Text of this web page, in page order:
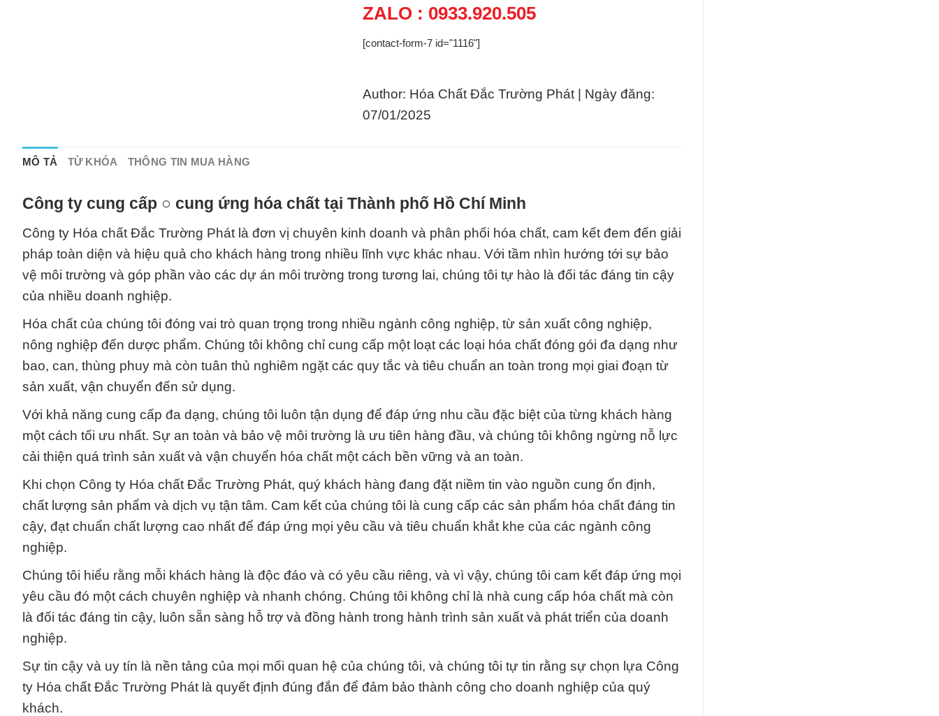
ZALO : 0933.920.505
[contact-form-7 id="1116"]
Author: Hóa Chất Đắc Trường Phát | Ngày đăng:
07/01/2025
MÔ TẢ TỪ KHÓA THÔNG TIN MUA HÀNG
Công ty cung cấp ○ cung ứng hóa chất tại Thành phố Hồ Chí Minh
Công ty Hóa chất Đắc Trường Phát là đơn vị chuyên kinh doanh và phân phối hóa chất, cam kết đem đến giải
pháp toàn diện và hiệu quả cho khách hàng trong nhiều lĩnh vực khác nhau. Với tầm nhìn hướng tới sự bảo
vệ môi trường và góp phần vào các dự án môi trường trong tương lai, chúng tôi tự hào là đối tác đáng tin cậy
của nhiều doanh nghiệp.
Hóa chất của chúng tôi đóng vai trò quan trọng trong nhiều ngành công nghiệp, từ sản xuất công nghiệp,
nông nghiệp đến dược phẩm. Chúng tôi không chỉ cung cấp một loạt các loại hóa chất đóng gói đa dạng như
bao, can, thùng phuy mà còn tuân thủ nghiêm ngặt các quy tắc và tiêu chuẩn an toàn trong mọi giai đoạn từ
sản xuất, vận chuyển đến sử dụng.
Với khả năng cung cấp đa dạng, chúng tôi luôn tận dụng để đáp ứng nhu cầu đặc biệt của từng khách hàng
một cách tối ưu nhất. Sự an toàn và bảo vệ môi trường là ưu tiên hàng đầu, và chúng tôi không ngừng nỗ lực
cải thiện quá trình sản xuất và vận chuyển hóa chất một cách bền vững và an toàn.
Khi chọn Công ty Hóa chất Đắc Trường Phát, quý khách hàng đang đặt niềm tin vào nguồn cung ổn định,
chất lượng sản phẩm và dịch vụ tận tâm. Cam kết của chúng tôi là cung cấp các sản phẩm hóa chất đáng tin
cậy, đạt chuẩn chất lượng cao nhất để đáp ứng mọi yêu cầu và tiêu chuẩn khắt khe của các ngành công
nghiệp.
Chúng tôi hiểu rằng mỗi khách hàng là độc đáo và có yêu cầu riêng, và vì vậy, chúng tôi cam kết đáp ứng mọi
yêu cầu đó một cách chuyên nghiệp và nhanh chóng. Chúng tôi không chỉ là nhà cung cấp hóa chất mà còn
là đối tác đáng tin cậy, luôn sẵn sàng hỗ trợ và đồng hành trong hành trình sản xuất và phát triển của doanh
nghiệp.
Sự tin cậy và uy tín là nền tảng của mọi mối quan hệ của chúng tôi, và chúng tôi tự tin rằng sự chọn lựa Công
ty Hóa chất Đắc Trường Phát là quyết định đúng đắn để đảm bảo thành công cho doanh nghiệp của quý
khách.